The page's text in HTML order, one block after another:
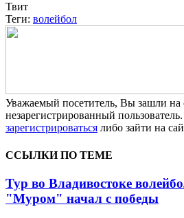
Твит
Теги: волейбол
Уважаемый посетитель, Вы зашли на
незарегистрированный
зарегистрироваться либо зайти на
ССЫЛКИ ПО ТЕМЕ
Тур во Владивостоке
"Муром" начал с победы